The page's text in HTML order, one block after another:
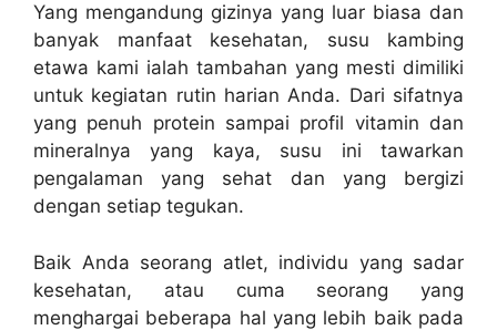
Yang mengandung gizinya yang luar biasa dan
banyak manfaat kesehatan, susu kambing
etawa kami ialah tambahan yang mesti dimiliki
untuk kegiatan rutin harian Anda. Dari sifatnya
yang penuh protein sampai profil vitamin dan
mineralnya yang kaya, susu ini tawarkan
pengalaman yang sehat dan yang bergizi
dengan setiap tegukan.
Baik Anda seorang atlet, individu yang sadar
kesehatan, atau cuma seorang yang
menghargai beberapa hal yang lebih baik pada